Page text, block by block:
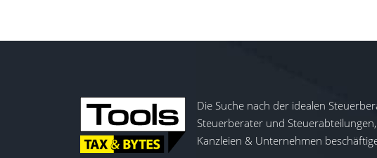
Die Suche nach der idealen
Steuerberater und
Kanzleien & Unternehmen